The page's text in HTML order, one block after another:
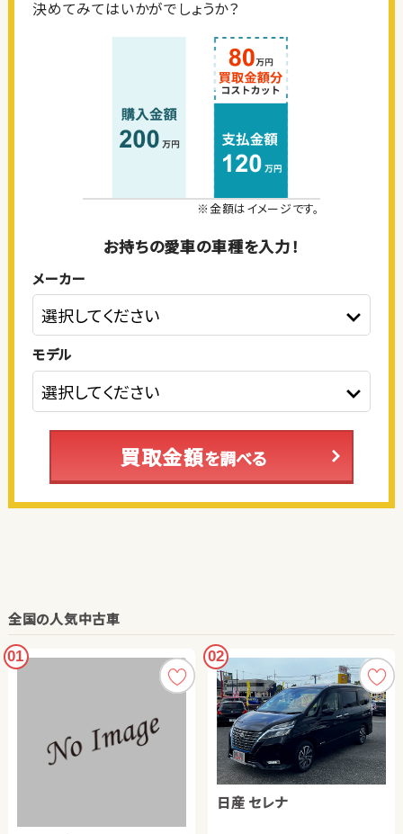
決めてみてはいかがでしょうか？
※金額はイメージです。
お持ちの愛車の車種を入力！
メーカー
モデル
買取金額を調べる
全国の人気中古車
01 02
日産 セレナ